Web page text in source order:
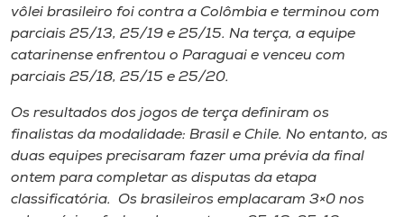
vôlei brasileiro foi contra a Colômbia e terminou com
parciais 25/13, 25/19 e 25/15. Na terça, a equipe
catarinense enfrentou o Paraguai e venceu com
parciais 25/18, 25/15 e 25/20.
Os resultados dos jogos de terça definiram os
finalistas da modalidade: Brasil e Chile. No entanto, as
duas equipes precisaram fazer uma prévia da final
ontem para completar as disputas da etapa
classificatória. Os brasileiros emplacaram 3×0 nos